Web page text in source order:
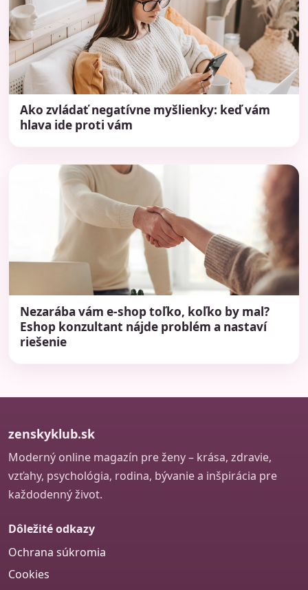
Ako zvládať negatívne myšlienky: keď vám
hlava ide proti vám
Nezarába vám e-shop toľko, koľko by mal?
Eshop konzultant nájde problém a nastaví
riešenie
zenskyklub.sk
Moderný online magazín pre ženy – krása, zdravie,
vzťahy, psychológia, rodina, bývanie a inšpirácia pre
každodenný život.
Dôležité odkazy
Ochrana súkromia
Cookies